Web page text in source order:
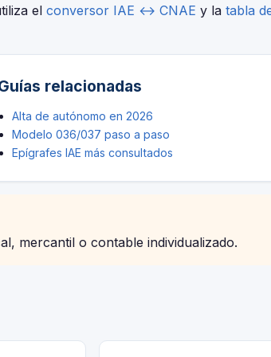
el conversor IAE ↔ CNAE y la tabla
relacionadas
Alta de autónomo en 2026
Modelo 036/037 paso a paso
Epígrafes IAE más consultados
mercantil o contable individualizado.